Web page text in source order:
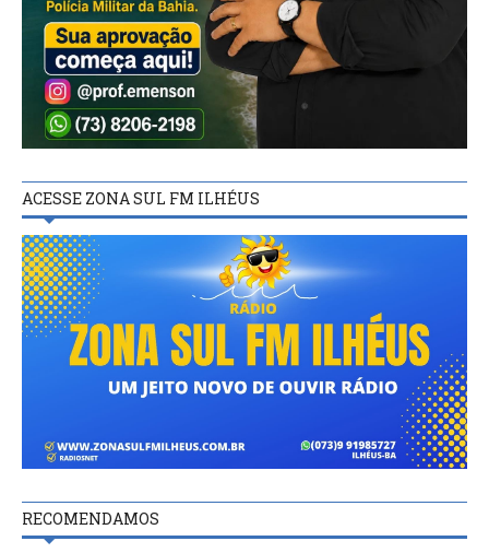
ACESSE ZONA SUL FM ILHÉUS
RECOMENDAMOS